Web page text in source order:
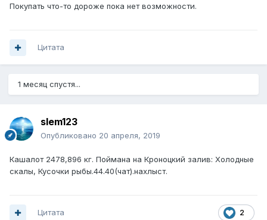
Покупать что-то дороже пока нет возможности.
Цитата
1 месяц спустя...
slem123
Опубликовано 20 апреля, 2019
Кашалот 2478,896 кг. Поймана на Кроноцкий залив: Холодные
скалы, Кусочки рыбы.44.40(чат).нахлыст.
2
Цитата